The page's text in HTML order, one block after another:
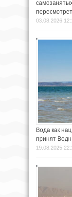
03.08.2026
Вода как
принят
19.08.2025